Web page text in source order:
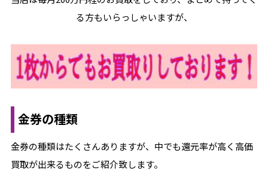
る方もいらっしゃいますが、
金券の種類
金券の種類はたくさんありますが、中でも還元率が高く高価
買取が出来るものをご紹介致します。